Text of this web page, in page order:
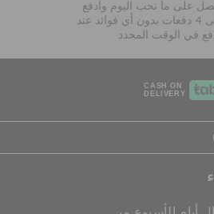
على ما تحب اليوم وادفع
على 4 دفعات بدون أي فوائد عند
في الوقت المحدد
CASH ON
DELIVERY